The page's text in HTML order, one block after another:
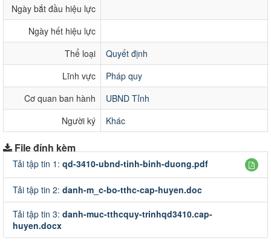
Ngày bắt đầu hiệu lực
Ngày hết hiệu lực
Thể loại
Quyết định
Lĩnh vực
Pháp quy
Cơ quan ban hành
UBND Tỉnh
Người ký
Khác
File đính kèm
Tải tập tin 1: qd-3410-ubnd-tinh-binh-duong.pdf
Tải tập tin 2: danh-m_c-bo-tthc-cap-huyen.doc
Tải tập tin 3: danh-muc-tthcquy-trinhqd3410.cap-
huyen.docx